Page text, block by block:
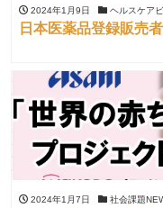
2024年1月9日 ヘルスケア
日本医薬品登録販売
2024年1月7日 社会課題